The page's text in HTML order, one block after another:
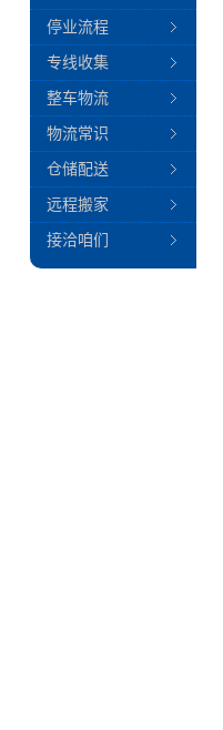
停业流程
专线收集
整车物流
物流常识
仓储配送
远程搬家
接洽咱们